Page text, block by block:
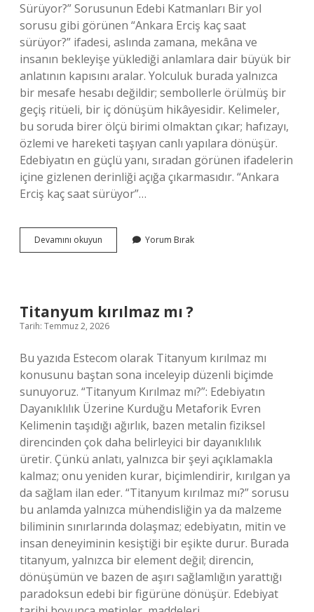
Sürüyor?” Sorusunun Edebi Katmanları Bir yol
sorusu gibi görünen “Ankara Erciş kaç saat
sürüyor?” ifadesi, aslında zamana, mekâna ve
insanın bekleyişe yüklediği anlamlara dair büyük bir
anlatının kapısını aralar. Yolculuk burada yalnızca
bir mesafe hesabı değildir; sembollerle örülmüş bir
geçiş ritüeli, bir iç dönüşüm hikâyesidir. Kelimeler,
bu soruda birer ölçü birimi olmaktan çıkar; hafızayı,
özlemi ve hareketi taşıyan canlı yapılara dönüşür.
Edebiyatın en güçlü yanı, sıradan görünen ifadelerin
içine gizlenen derinliği açığa çıkarmasıdır. “Ankara
Erciş kaç saat sürüyor”…
Devamını okuyun
Erciş
Yorum Bırak
Titanyum kırılmaz mı ?
Tarih: Temmuz 2, 2026
Bu yazıda Estecom olarak Titanyum kırılmaz mı
konusunu baştan sona inceleyip düzenli biçimde
sunuyoruz. “Titanyum Kırılmaz mı?”: Edebiyatın
Dayanıklılık Üzerine Kurduğu Metaforik Evren
Kelimenin taşıdığı ağırlık, bazen metalin fiziksel
direncinden çok daha belirleyici bir dayanıklılık
üretir. Çünkü anlatı, yalnızca bir şeyi açıklamakla
kalmaz; onu yeniden kurar, biçimlendirir, kırılgan ya
da sağlam ilan eder. “Titanyum kırılmaz mı?” sorusu
bu anlamda yalnızca mühendisliğin ya da malzeme
biliminin sınırlarında dolaşmaz; edebiyatın, mitin ve
insan deneyiminin kesiştiği bir eşikte durur. Burada
titanyum, yalnızca bir element değil; direncin,
dönüşümün ve bazen de aşırı sağlamlığın yarattığı
paradoksun edebi bir figürüne dönüşür. Edebiyat